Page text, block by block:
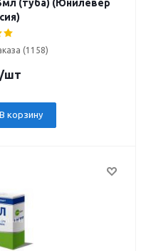
(туба) (Юнилевер
(1158)
шт
В корзину